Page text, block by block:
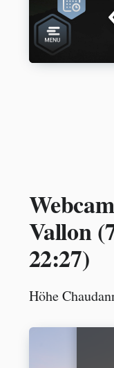
Vallon (
22:27)
Höhe